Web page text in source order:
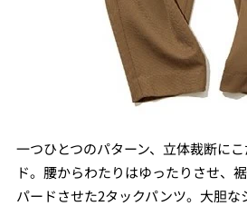
一つひとつのパターン、立体裁断に
ド。腰からわたりはゆったりさせ、
パードさせた2タックパンツ。大胆な